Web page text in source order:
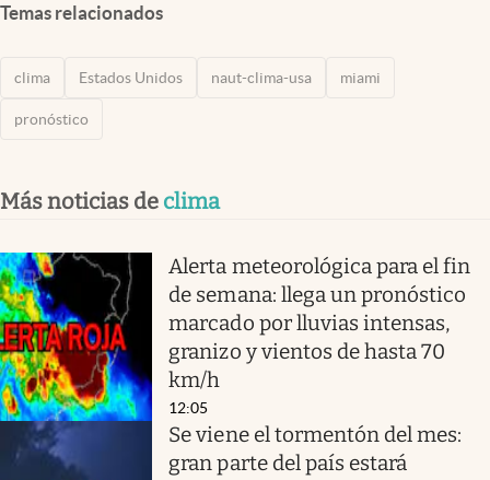
Temas relacionados
clima Estados Unidos naut-clima-usa miami
pronóstico
Más noticias de clima
Alerta meteorológica para el fin
de semana: llega un pronóstico
marcado por lluvias intensas,
granizo y vientos de hasta 70
km/h
12:05
Se viene el tormentón del mes:
gran parte del país estará